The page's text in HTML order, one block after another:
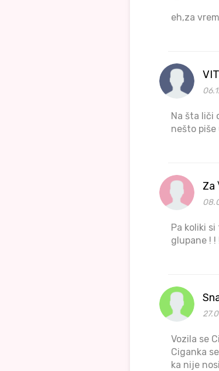
eh,za
Na šta liči
nešto
Za
Pa koliki
glupane ! !
Vozila se
Ciganka
ka nije